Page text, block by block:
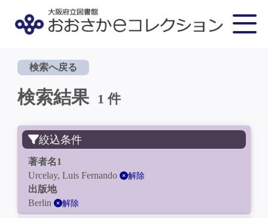
検索へ戻る
検索結果 1 件
絞込条件
著者名1
Urcelay, Luis Fernando
解除
出版地
Berlin
解除